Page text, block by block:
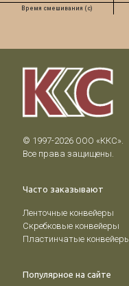
Время смешивания (с)
© 1997-2026 ООО «ККС».
Все права защищены.
Часто заказывают
Ленточные конвейеры
Скребковые конвейеры
Пластинчатые
Популярное на сайте